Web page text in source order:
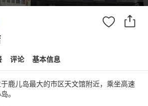
评论 基本信息
鹿儿岛最大的市区天文馆附近，乘坐高速
。